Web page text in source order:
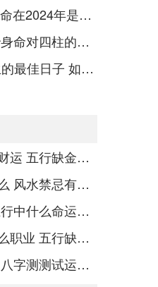
辛金2024年财官年，辛金命在2024年是财官年还是财印年
八字中的胎命身是什么,胎身命对四柱的影响
2024年农历12月宝宝出生的最佳日子 如何挑选适合的吉日
五行缺金的人是不是没有财运 五行缺金的人命运好不好
五行缺火的人需要注意什么 风水禁忌有哪些
五行属什么的命运最好 五行中什么命运势旺盛
五行缺火的人适合从事什么职业 五行缺火的人适合从事的职业有哪些
如何测试自己的运势如何 八字测测试运运程